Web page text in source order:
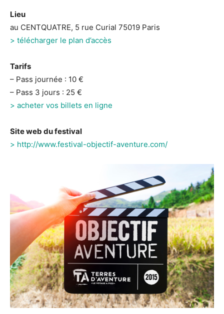
Lieu
au CENTQUATRE, 5 rue Curial 75019 Paris
> télécharger le plan d’accès
Tarifs
– Pass journée : 10 €
– Pass 3 jours : 25 €
> acheter vos billets en ligne
Site web du festival
> http://www.festival-objectif-aventure.com/